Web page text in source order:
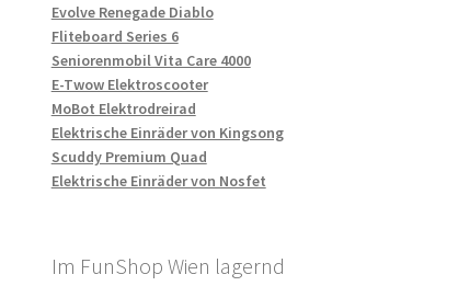
Evolve Renegade Diablo
Fliteboard Series 6
Seniorenmobil Vita Care 4000
E-Twow Elektroscooter
MoBot Elektrodreirad
Elektrische Einräder von Kingsong
Scuddy Premium Quad
Elektrische Einräder von Nosfet
Im FunShop Wien lagernd